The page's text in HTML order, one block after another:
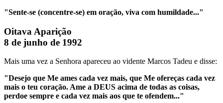
"Sente-se (concentre-se) em oração, viva com humildade..."
Oitava Aparição
8 de junho de 1992
Mais uma vez a Senhora apareceu ao vidente Marcos Tadeu e disse:
"Desejo que Me ames cada vez mais, que Me ofereças cada vez
mais o teu coração. Ame a DEUS acima de todas as coisas,
perdoe sempre e cada vez mais aos que te ofendem..."